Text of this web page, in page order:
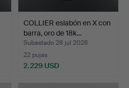
COLLIER eslabón en X con
barra, oro de 18k…
Subastado 28 jul 2026
22 pujas
2.229 USD